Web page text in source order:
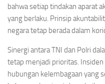
bahwa setiap tindakan aparat
yang berlaku. Prinsip
negara tetap berada dalam
Sinergi antara TNI dan Polri
tetap menjadi prioritas.
hubungan kelembagaan yang